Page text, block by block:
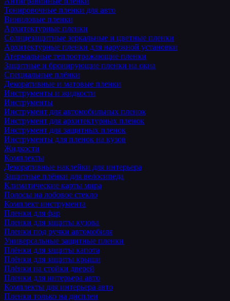
Тонировочные пленки для авто
Виниловые пленки
Архитектурные пленки
Солнцезащитные зеркальные и цветные пленки
Архитектурные пленки для наружной установки
Атермальные теплоотражающие пленки
Защитные и бронирующие пленки на окна
Специальные плёнки
Декоративные и матовые пленки
Инструменты и жидкости
Инструменты
Инструмент для автомобильных пленок
Инструмент для архитектурных пленок
Инструмент для защитных пленок
Инструменты для пленок на кузов
Жидкости
Комплекты
Декоративные наклейки для интерьера
Защитные плёнки для велосипеда
Климатические карты мира
Полосы на лобовое стекло
Комплект инструмента
Пленки для фар
Пленки для защиты кузова
Пленки под ручки автомобиля
Универсальные защитные пленки
Плёнки для защиты капота
Плёнки для защиты крыши
Плёнки на стойки дверей
Пленки для интерьера авто
Комплекты для интерьера авто
Пленки только на дисплеи